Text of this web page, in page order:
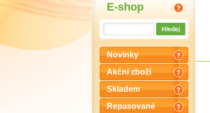
E-shop
Novinky
Akční zboží
Skladem
Repasované